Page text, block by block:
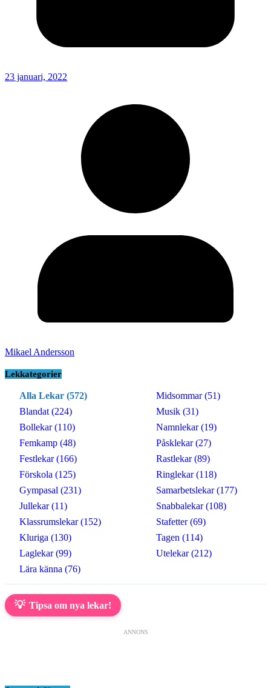
23 januari, 2022
Mikael Andersson
Lekkategorier
Alla Lekar (572)
Blandat (224)
Bollekar (110)
Femkamp (48)
Festlekar (166)
Förskola (125)
Gympasal (231)
Jullekar (11)
Klassrumslekar (152)
Kluriga (130)
Laglekar (99)
Lära känna (76)
Midsommar (51)
Musik (31)
Namnlekar (19)
Påsklekar (27)
Rastlekar (89)
Ringlekar (118)
Samarbetslekar (177)
Snabbalekar (108)
Stafetter (69)
Tagen (114)
Utelekar (212)
💡 Tipsa om nya lekar!
ANNONS